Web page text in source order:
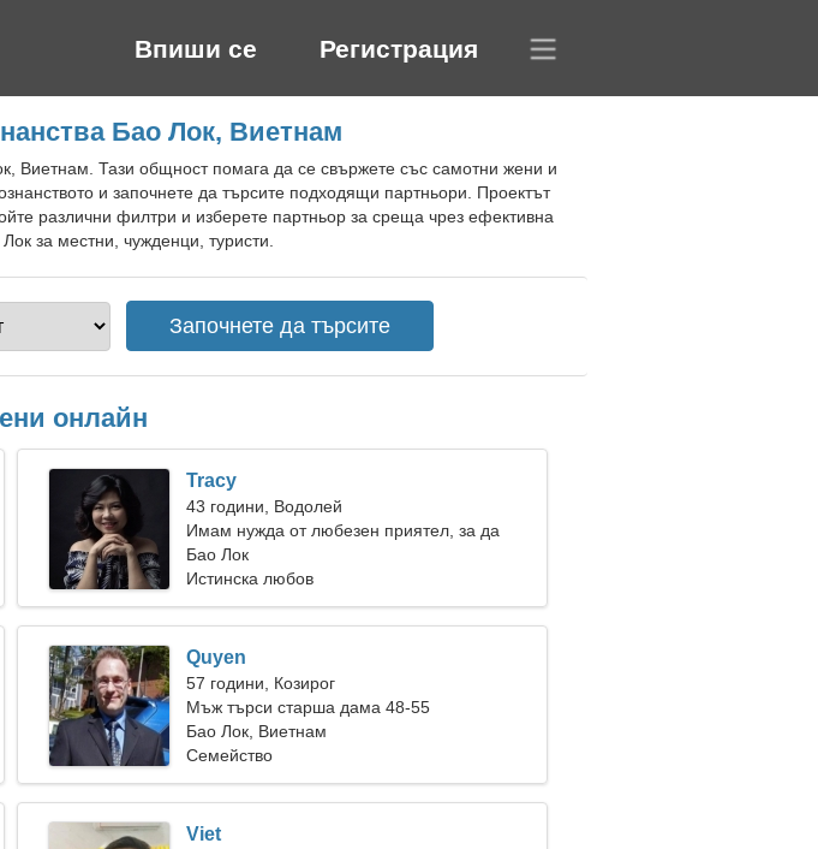
Впиши се Регистрация
Бао Лок, Виетнам
Виетнам. Тази общност помага да се свържете със самотни жени и
и започнете да търсите подходящи партньори. Проектът
различни филтри и изберете партньор за среща чрез ефективна
за местни, чужденци, туристи.
онлайн
Tracy
43 години, Водолей
Имам нужда от любезен приятел, за да
танцуваме заедно
Бао Лок
Истинска любов
Quyen
57 години, Козирог
Мъж търси старша дама 48-55
Бао Лок, Виетнам
Семейство
Viet